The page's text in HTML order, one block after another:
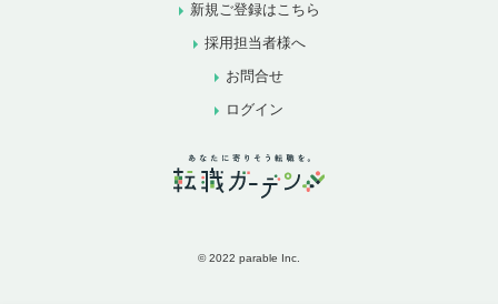
新規ご登録はこちら
採用担当者様へ
お問合せ
ログイン
© 2022 parable Inc.